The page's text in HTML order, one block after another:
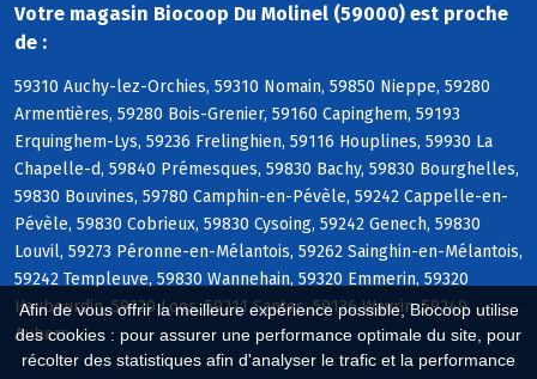
Afin de vous offrir la meilleure expérience possible, Biocoop utilise
des cookies : pour assurer une performance optimale du site, pour
récolter des statistiques afin d'analyser le trafic et la performance
Votre magasin Biocoop Du Molinel (59000) est proche
de :
59310 Auchy-lez-Orchies, 59310 Nomain, 59850 Nieppe, 59280
Armentières, 59280 Bois-Grenier, 59160 Capinghem, 59193
Erquinghem-Lys, 59236 Frelinghien, 59116 Houplines, 59930 La
Chapelle-d, 59840 Prémesques, 59830 Bachy, 59830 Bourghelles,
59830 Bouvines, 59780 Camphin-en-Pévèle, 59242 Cappelle-en-
Pévèle, 59830 Cobrieux, 59830 Cysoing, 59242 Genech, 59830
Louvil, 59273 Péronne-en-Mélantois, 59262 Sainghin-en-Mélantois,
59242 Templeuve, 59830 Wannehain, 59320 Emmerin, 59320
Haubourdin, 59120 Loos, 59211 Santes, 59136 Wavrin, 59249
Aubers